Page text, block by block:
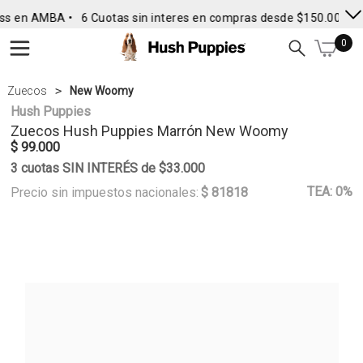
en AMBA • 6 Cuotas sin interes en compras desde $150.000 •
0
Zuecos New Woomy
Hush Puppies
Zuecos Hush Puppies Marrón New Woomy
$ 99.000
3 cuotas SIN INTERÉS de $33.000
Precio sin impuestos nacionales: $ 81818 TEA: 0%